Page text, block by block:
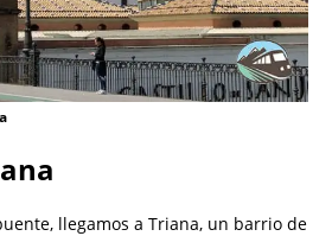
llegamos a Triana, un barrio de